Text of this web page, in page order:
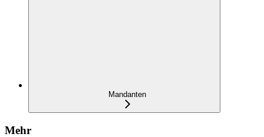
Mandanten
Mehr